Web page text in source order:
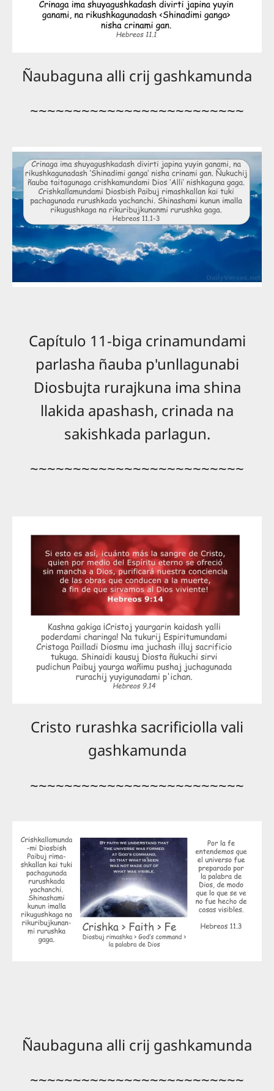
Ñaubaguna alli crij gashkamunda
~~~~~~~~~~~~~~~~~~~~~~~~~
Capítulo 11-biga crinamundami
parlasha ñauba p'unllagunabi
Diosbujta rurajkuna ima shina
llakida apashash, crinada na
sakishkada parlagun.
~~~~~~~~~~~~~~~~~~~~~~~~~
Cristo rurashka sacrificiolla vali
gashkamunda
~~~~~~~~~~~~~~~~~~~~~~~~~
Ñaubaguna alli crij gashkamunda
~~~~~~~~~~~~~~~~~~~~~~~~~